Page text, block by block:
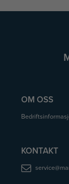
OM OSS
KONTAKT